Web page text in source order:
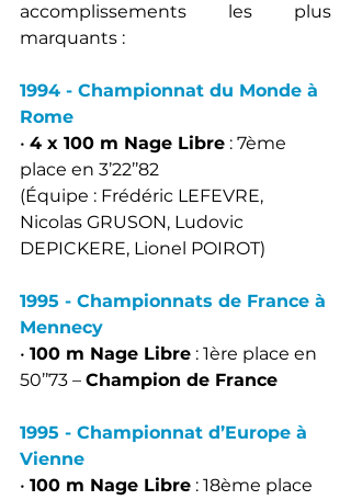
accomplissements les plus
marquants :
1994 - Championnat du Monde à
Rome
• 4 x 100 m Nage Libre : 7ème
place en 3’22’’82
(Équipe : Frédéric LEFEVRE,
Nicolas GRUSON, Ludovic
DEPICKERE, Lionel POIROT)
1995 - Championnats de France à
Mennecy
• 100 m Nage Libre : 1ère place en
50’’73 – Champion de France
1995 - Championnat d’Europe à
Vienne
• 100 m Nage Libre : 18ème place